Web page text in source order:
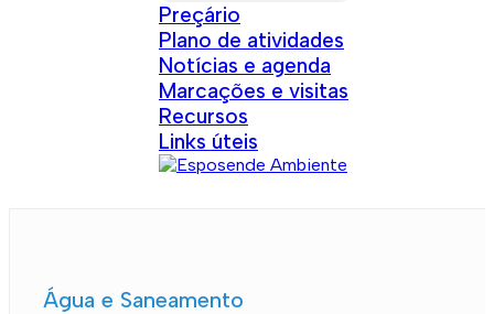
Preçário
Plano de atividades
Notícias e agenda
Marcações e visitas
Recursos
Links úteis
Água e Saneamento